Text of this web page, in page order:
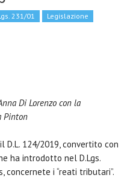
231/01
Legislazione
Di Lorenzo con la
Pinton
D.L. 124/2019, convertito con
ha introdotto nel D.Lgs.
concernete i “reati tributari”.